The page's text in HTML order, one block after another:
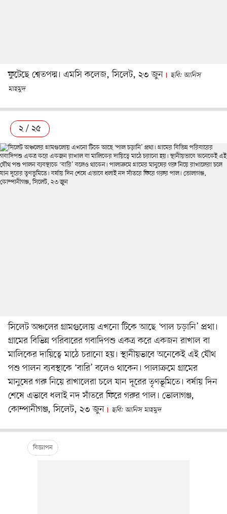
ফুটেছে শ্বেতপদ্ম। এমসি কলেজ, সিলেট, ২৩ জুন
ছবি: আনিস
মাহমুদ
২ / ২৫
সিলেট অঞ্চলের গ্রামগুলোয় এখনো টিকে আছে ‘পাল চড়ানি’ প্রথা।
গ্রামের বিভিন্ন পরিবারের গবাদিপশু একত্র করে একজন রাখাল বা
মালিকের দায়িত্বে মাঠে চরানো হয়। স্থানীয়ভাবে অনেকেই এই যৌথ
পশু পালন ব্যবস্থাকে ‘বারি’ বলেও থাকেন। পালাক্রমে গ্রামের
মানুষের গরু নিয়ে রাখালেরা চলে যান দূরের তৃণভূমিতে। বর্ষায় দিন
শেষে এভাবে ধলাই নদ সাঁতরে ফিরে গরুর পাল। ভোলাগঞ্জ,
কোম্পানীগঞ্জ, সিলেট, ২৩ জুন
ছবি: আনিস মাহমুদ